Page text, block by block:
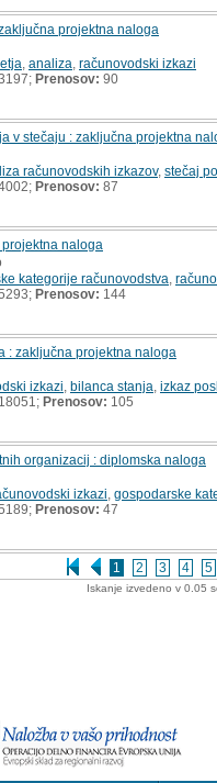
1 2 3 4 5
projektna naloga
analiza računovodski izkazi
Prenosov: 90
v stečaju : zaključna projektna
računovodskih izkazov, stečaj
Prenosov: 87
naloga
kategorije računovodstva
Prenosov: 144
: zaključna projektna naloga
izkazi bilanca stanja izkaz
18051; Prenosov: 105
organizacij : diplomska naloga
izkazi gospodarske
Prenosov: 47
Iskanje izvedeno v 0.05